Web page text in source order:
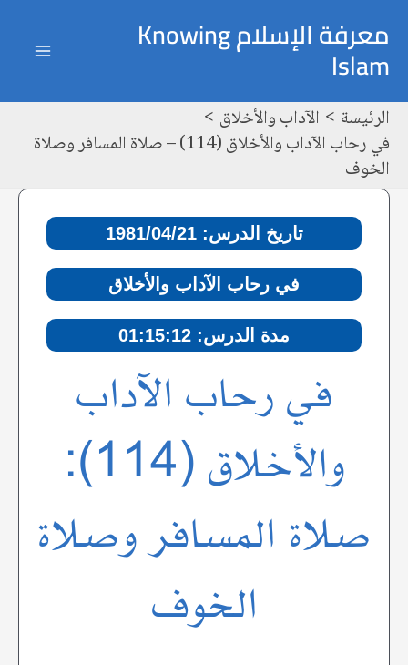
إلى
المحتوى
معرفة الإسلام Knowing
Islam
الرئيسة
الآداب والأخلاق
في رحاب الآداب والأخلاق (114) – صلاة المسافر وصلاة
الخوف
تاريخ الدرس: 1981/04/21
في رحاب الآداب والأخلاق
مدة الدرس: 01:15:12
في رحاب الآداب
والأخلاق (114):
صلاة المسافر وصلاة
الخوف
navigation